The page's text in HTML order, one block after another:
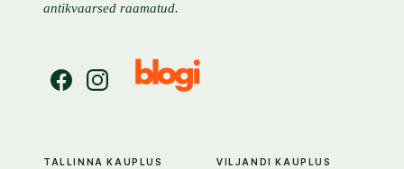
antikvaarsed raamatud.
TALLINNA KAUPLUS VILJANDI KAUPLUS